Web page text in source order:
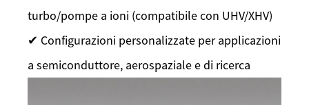
turbo/pompe a ioni (compatibile con UHV/XHV)
✔ Configurazioni personalizzate per applicazioni
a semiconduttore, aerospaziale e di ricerca